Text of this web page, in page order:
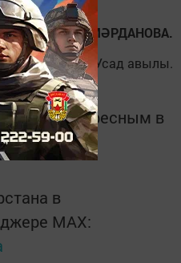
ШӘЙМӘРДАНОВА.
районының Усад авылы.
и интересным в
в
MАХ: